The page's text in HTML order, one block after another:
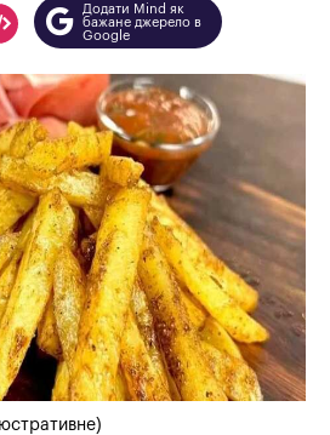
Додати Mind як
бажане джерело в
Google